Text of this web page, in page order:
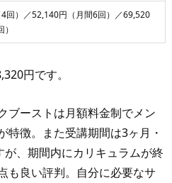
回）／52,140円（月間6回）／69,520
円です。
ブーストは月額料金制でメン
特徴。また受講期間は3ヶ月・
、期間内にカリキュラムが終
も良い評判。自分に必要なサ